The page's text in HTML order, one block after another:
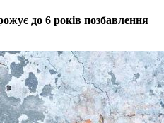
до 6 років позбавлення